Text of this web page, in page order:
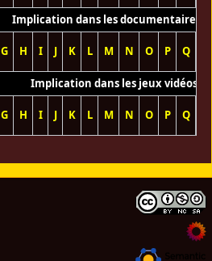
Implication dans les documentaires
G H I J K L M N O P Q
Implication dans les jeux vidéos
G H I J K L M N O P Q